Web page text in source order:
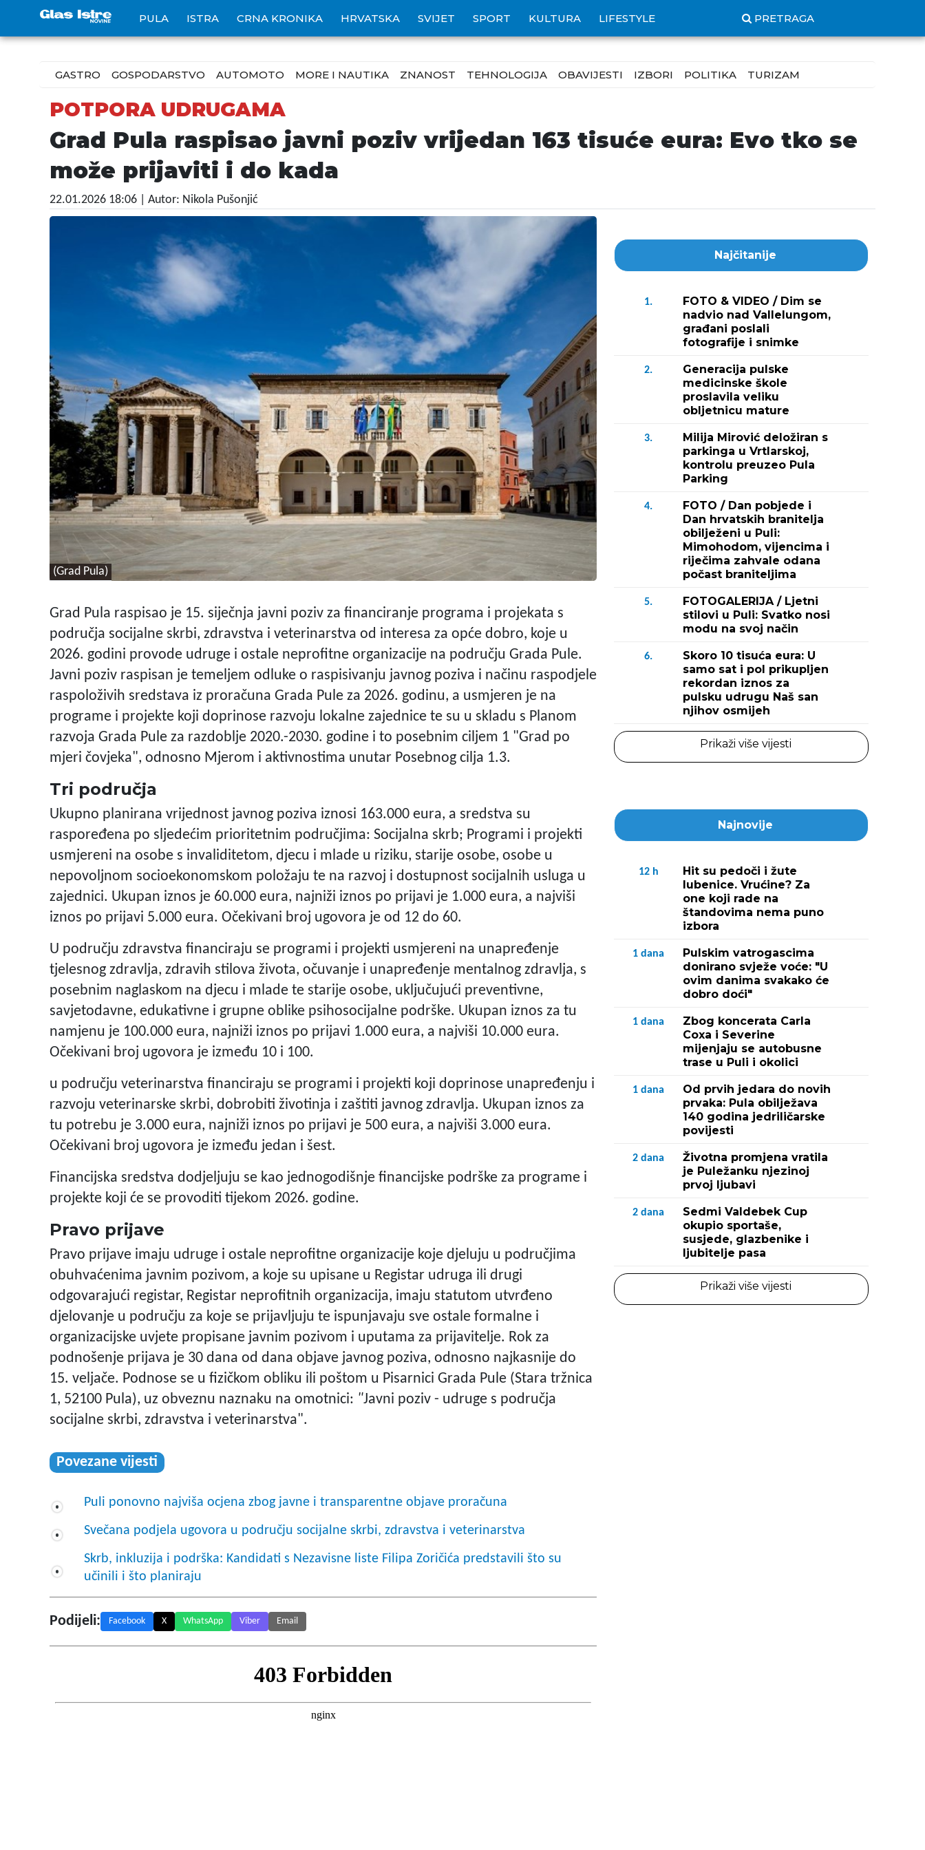
PULA ISTRA CRNA KRONIKA HRVATSKA SVIJET SPORT KULTURA LIFESTYLE PRETRAGA
GASTRO GOSPODARSTVO AUTOMOTO MORE I NAUTIKA ZNANOST TEHNOLOGIJA OBAVIJESTI IZBORI POLITIKA TURIZAM
POTPORA UDRUGAMA
Grad Pula raspisao javni poziv vrijedan 163 tisuće eura: Evo tko se
može prijaviti i do kada
22.01.2026 18:06 | Autor: Nikola Pušonjić
(Grad Pula)
Grad Pula raspisao je 15. siječnja javni poziv za financiranje programa i projekata s
područja socijalne skrbi, zdravstva i veterinarstva od interesa za opće dobro, koje u
2026. godini provode udruge i ostale neprofitne organizacije na području Grada Pule.
Javni poziv raspisan je temeljem odluke o raspisivanju javnog poziva i načinu raspodjele
raspoloživih sredstava iz proračuna Grada Pule za 2026. godinu, a usmjeren je na
programe i projekte koji doprinose razvoju lokalne zajednice te su u skladu s Planom
razvoja Grada Pule za razdoblje 2020.-2030. godine i to posebnim ciljem 1 "Grad po
mjeri čovjeka", odnosno Mjerom i aktivnostima unutar Posebnog cilja 1.3.
Tri područja
Ukupno planirana vrijednost javnog poziva iznosi 163.000 eura, a sredstva su
raspoređena po sljedećim prioritetnim područjima: Socijalna skrb; Programi i projekti
usmjereni na osobe s invaliditetom, djecu i mlade u riziku, starije osobe, osobe u
nepovoljnom socioekonomskom položaju te na razvoj i dostupnost socijalnih usluga u
zajednici. Ukupan iznos je 60.000 eura, najniži iznos po prijavi je 1.000 eura, a najviši
iznos po prijavi 5.000 eura. Očekivani broj ugovora je od 12 do 60.
U području zdravstva financiraju se programi i projekti usmjereni na unapređenje
tjelesnog zdravlja, zdravih stilova života, očuvanje i unapređenje mentalnog zdravlja, s
posebnim naglaskom na djecu i mlade te starije osobe, uključujući preventivne,
savjetodavne, edukativne i grupne oblike psihosocijalne podrške. Ukupan iznos za tu
namjenu je 100.000 eura, najniži iznos po prijavi 1.000 eura, a najviši 10.000 eura.
Očekivani broj ugovora je između 10 i 100.
u području veterinarstva financiraju se programi i projekti koji doprinose unapređenju i
razvoju veterinarske skrbi, dobrobiti životinja i zaštiti javnog zdravlja. Ukupan iznos za
tu potrebu je 3.000 eura, najniži iznos po prijavi je 500 eura, a najviši 3.000 eura.
Očekivani broj ugovora je između jedan i šest.
Financijska sredstva dodjeljuju se kao jednogodišnje financijske podrške za programe i
projekte koji će se provoditi tijekom 2026. godine.
Pravo prijave
Pravo prijave imaju udruge i ostale neprofitne organizacije koje djeluju u područjima
obuhvaćenima javnim pozivom, a koje su upisane u Registar udruga ili drugi
odgovarajući registar, Registar neprofitnih organizacija, imaju statutom utvrđeno
djelovanje u području za koje se prijavljuju te ispunjavaju sve ostale formalne i
organizacijske uvjete propisane javnim pozivom i uputama za prijavitelje. Rok za
podnošenje prijava je 30 dana od dana objave javnog poziva, odnosno najkasnije do
15. veljače. Podnose se u fizičkom obliku ili poštom u Pisarnici Grada Pule (Stara tržnica
1, 52100 Pula), uz obveznu naznaku na omotnici: "Javni poziv - udruge s područja
socijalne skrbi, zdravstva i veterinarstva".
Povezane vijesti
Puli ponovno najviša ocjena zbog javne i transparentne objave proračuna
Svečana podjela ugovora u području socijalne skrbi, zdravstva i veterinarstva
Skrb, inkluzija i podrška: Kandidati s Nezavisne liste Filipa Zoričića predstavili što su
učinili i što planiraju
Podijeli: Facebook X WhatsApp Viber Email
Najčitanije
1.
FOTO & VIDEO / Dim se
nadvio nad Vallelungom,
građani poslali
fotografije i snimke
2.
Generacija pulske
medicinske škole
proslavila veliku
obljetnicu mature
3.
Milija Mirović deložiran s
parkinga u Vrtlarskoj,
kontrolu preuzeo Pula
Parking
4.
FOTO / Dan pobjede i
Dan hrvatskih branitelja
obilježeni u Puli:
Mimohodom, vijencima i
riječima zahvale odana
počast braniteljima
5.
FOTOGALERIJA / Ljetni
stilovi u Puli: Svatko nosi
modu na svoj način
6.
Skoro 10 tisuća eura: U
samo sat i pol prikupljen
rekordan iznos za
pulsku udrugu Naš san
njihov osmijeh
Prikaži više vijesti
Najnovije
12 h
Hit su pedoči i žute
lubenice. Vrućine? Za
one koji rade na
štandovima nema puno
izbora
1 dana
Pulskim vatrogascima
donirano svježe voće: "U
ovim danima svakako će
dobro doći"
1 dana
Zbog koncerata Carla
Coxa i Severine
mijenjaju se autobusne
trase u Puli i okolici
1 dana
Od prvih jedara do novih
prvaka: Pula obilježava
140 godina jedriličarske
povijesti
2 dana
Životna promjena vratila
je Puležanku njezinoj
prvoj ljubavi
2 dana
Sedmi Valdebek Cup
okupio sportaše,
susjede, glazbenike i
ljubitelje pasa
Prikaži više vijesti